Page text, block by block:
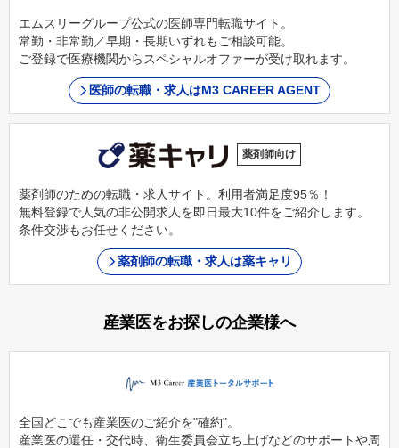
エムスリーグループ公式の医師専門転職サイト。
常勤・非常勤／早期・長期いずれもご相談可能。
ご登録で医療機関からスペシャルオファーが受け取れます。
医師の転職・求人はM3 CAREER AGENT
薬剤師向け
薬剤師のための転職・求人サイト。利用者満足度95％！
無料登録で人気の非公開求人を即日最大10件をご紹介します。
条件交渉もお任せください。
薬剤師の転職・求人は薬キャリ
産業医をお探しの企業様へ
全国どこでも産業医のご紹介を"確約"。
産業医の選任・交代時、衛生委員会立ち上げなどのサポートや周